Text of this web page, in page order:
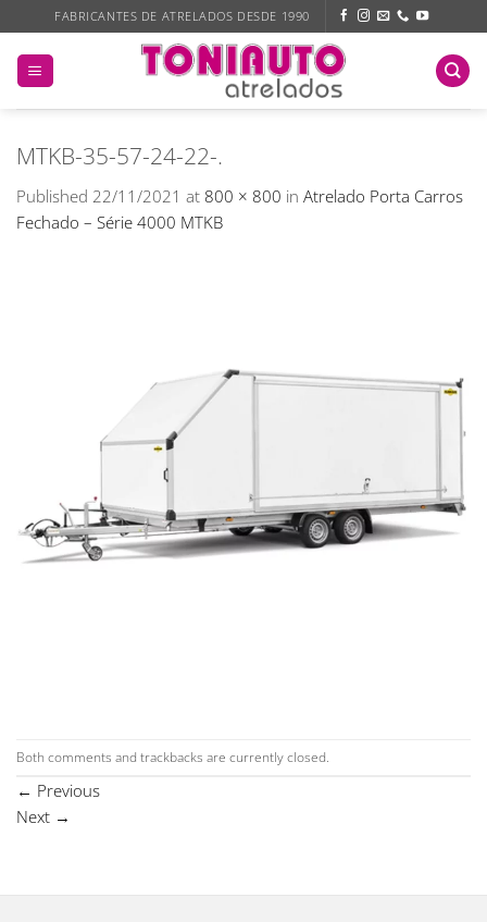
to
content
FABRICANTES DE ATRELADOS DESDE 1990
MTKB-35-57-24-22-.
Published 22/11/2021 at 800 × 800 in Atrelado Porta Carros
Fechado – Série 4000 MTKB
Both comments and trackbacks are currently closed.
← Previous
Next →